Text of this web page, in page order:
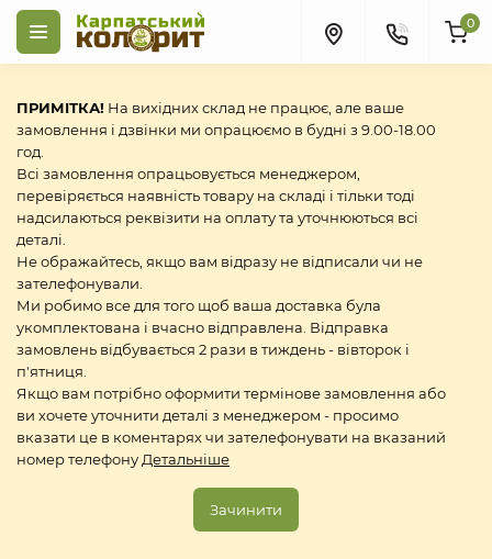
ПРИМІТКА! На вихідних склад не працює, але ваше
замовлення і дзвінки ми опрацюємо в будні з 9.00-18.00
год.
Всі замовлення опрацьовується менеджером,
перевіряється наявність товару на складі і тільки тоді
надсилаються реквізити на оплату та уточнюються всі
деталі.
Не ображайтесь, якщо вам відразу не відписали чи не
зателефонували.
Ми робимо все для того щоб ваша доставка була
укомплектована і вчасно відправлена. Відправка
замовлень відбувається 2 рази в тиждень - вівторок і
п'ятниця.
Якщо вам потрібно оформити термінове замовлення або
ви хочете уточнити деталі з менеджером - просимо
вказати це в коментарях чи зателефонувати на вказаний
номер телефону Детальніше
Зачинити
0